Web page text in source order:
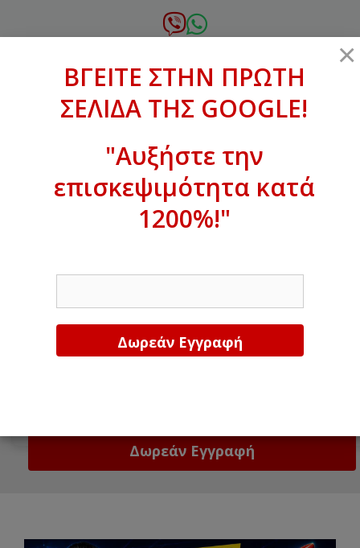
σε
xanthogenous@gmail.com
ΒΓΕΙΤΕ ΣΤΗΝ ΠΡΩΤΗ ΣΕΛΙΔΑ ΤΗΣ
GOOGLE!
×
ΒΓΕΙΤΕ ΣΤΗΝ ΠΡΩΤΗ
ΣΕΛΙΔΑ ΤΗΣ GOOGLE!
"Αυξήστε την
επισκεψιμότητα κατά
1200%!"